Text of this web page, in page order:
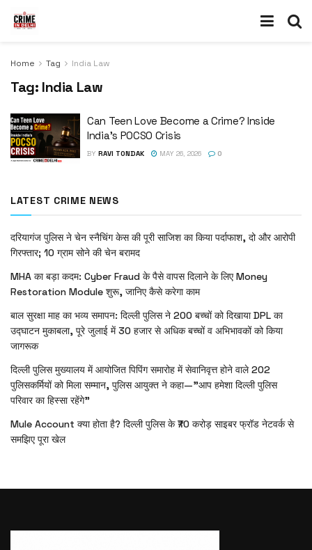
Home Tag India Law
Tag: India Law
Can Teen Love Become a Crime? Inside
India’s POCSO Crisis
BY RAVI TONDAK MAY 26, 2026 0
LATEST CRIME NEWS
दरियागंज पुलिस ने चेन स्नैचिंग केस की पूरी साजिश का किया पर्दाफाश, दो और आरोपी
गिरफ्तार; 10 ग्राम सोने की चेन बरामद
MHA का बड़ा कदम: Cyber Fraud के पैसे वापस दिलाने के लिए Money
Restoration Module शुरू, जानिए कैसे करेगा काम
बाल सुरक्षा माह का भव्य समापन: दिल्ली पुलिस ने 200 बच्चों को दिखाया DPL का
उद्घाटन मुकाबला, पूरे जुलाई में 30 हजार से अधिक बच्चों व अभिभावकों को किया
जागरूक
दिल्ली पुलिस मुख्यालय में आयोजित पिपिंग समारोह में सेवानिवृत्त होने वाले 202
पुलिसकर्मियों को मिला सम्मान, पुलिस आयुक्त ने कहा—”आप हमेशा दिल्ली पुलिस
परिवार का हिस्सा रहेंगे”
Mule Account क्या होता है? दिल्ली पुलिस के ₹70 करोड़ साइबर फ्रॉड नेटवर्क से
समझिए पूरा खेल